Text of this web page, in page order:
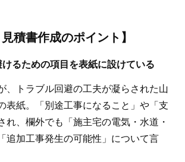
積書作成のポイント】
るための項目を表紙に設けている
、トラブル回避の工夫が凝らされた山
表紙。「別途工事になること」や「支
れ、欄外でも「施主宅の電気・水道・
追加工事発生の可能性」について言